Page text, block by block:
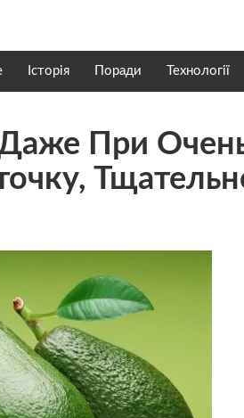
Історія Поради Технології
При